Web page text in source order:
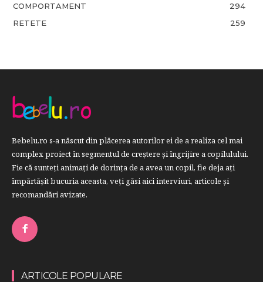
COMPORTAMENT
294
RETETE
259
Bebelu.ro s-a născut din plăcerea autorilor ei de a realiza cel mai
complex proiect în segmentul de creştere şi îngrijire a copilulului.
Fie că sunteţi animaţi de dorinţa de a avea un copil, fie deja aţi
împărtăşit bucuria aceasta, veți găsi aici interviuri, articole şi
recomandări avizate.
ARTICOLE POPULARE